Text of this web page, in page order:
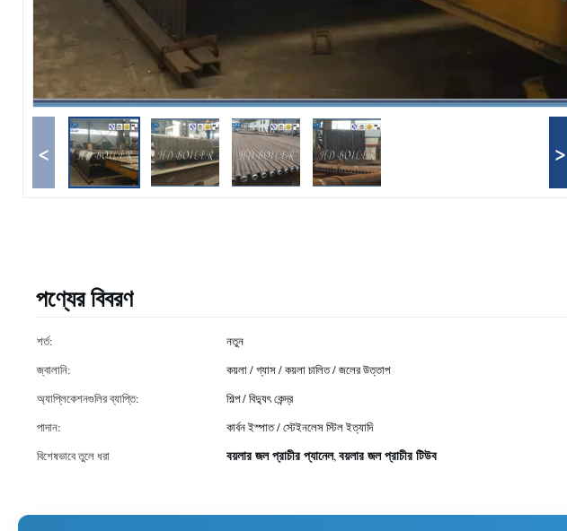
< >
পণ্যের বিবরণ
শর্ত: নতুন
জ্বালানি:
কয়লা / গ্যাস / কয়লা চালিত / জলের উত্তাপ
অ্যাপ্লিকেশনগুলির ব্যাপ্তি:
শিল্প / বিদ্যুৎ কেন্দ্র
পাদান:
কার্বন ইস্পাত / স্টেইনলেস স্টিল ইত্যাদি
বিশেষভাবে তুলে ধরা
বয়লার জল প্রাচীর প্যানেল,বয়লার জল প্রাচীর টিউব